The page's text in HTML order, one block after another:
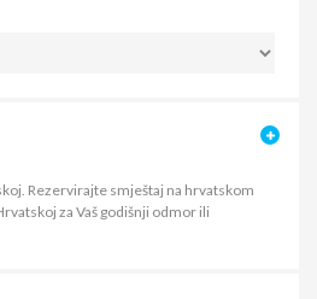
Rezervirajte smještaj na hrvatskom
za Vaš godišnji odmor ili